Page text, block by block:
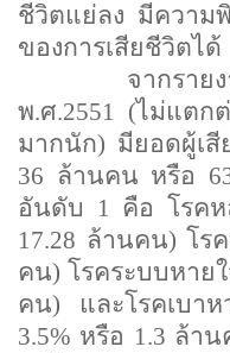
ชีวิตแย่ลง มีความ
ของการเสียชีวิตได้
จากราย
พ.ศ.2551 (ไม่แตก
มากนัก) มียอดผู้เสี
36 ล้านคน หรือ
อันดับ 1 คือ โรคห
17.28 ล้านคน) โร
คน) โรคระบบหายใ
คน) และโรคเบาห
3.5% หรือ 1.3 ล้า